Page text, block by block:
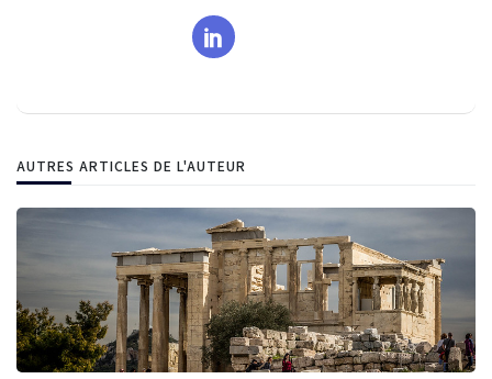
AUTRES ARTICLES DE L'AUTEUR